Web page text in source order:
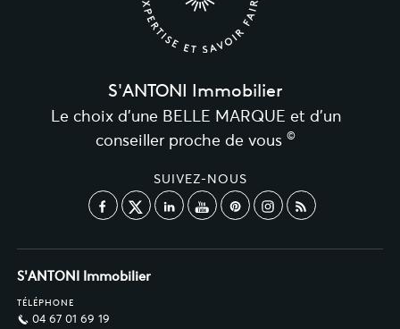
S'ANTONI Immobilier
Le choix d’une BELLE MARQUE et d’un
conseiller proche de vous ©
SUIVEZ-NOUS
S'ANTONI Immobilier
TÉLÉPHONE
04 67 01 69 19